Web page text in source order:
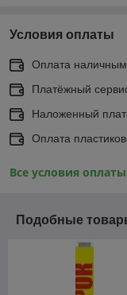
Условия оплаты
Оплата
Платёжный
Наложенный
Оплата
Все условия оплаты
Подобные